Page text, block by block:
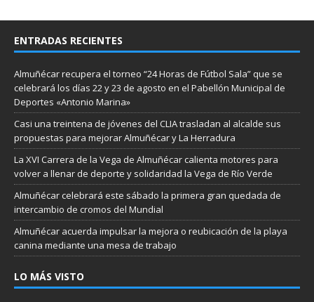
ENTRADAS RECIENTES
Almuñécar recupera el torneo “24 Horas de Fútbol Sala” que se
celebrará los días 22 y 23 de agosto en el Pabellón Municipal de
Deportes «Antonio Marina»
Casi una treintena de jóvenes del CLIA trasladan al alcalde sus
propuestas para mejorar Almuñécar y La Herradura
La XVI Carrera de la Vega de Almuñécar calienta motores para
volver a llenar de deporte y solidaridad la Vega de Río Verde
Almuñécar celebrará este sábado la primera gran quedada de
intercambio de cromos del Mundial
Almuñécar acuerda impulsar la mejora o reubicación de la playa
canina mediante una mesa de trabajo
LO MÁS VISTO